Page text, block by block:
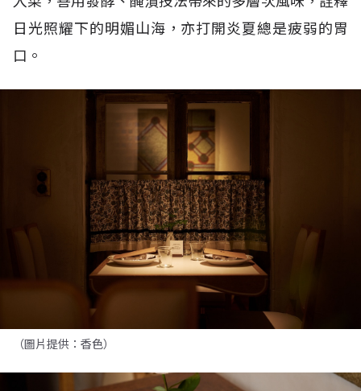
日光照耀下的明媚山海，亦打開炎夏總是疲弱的胃
口。
（圖片提供：香色）